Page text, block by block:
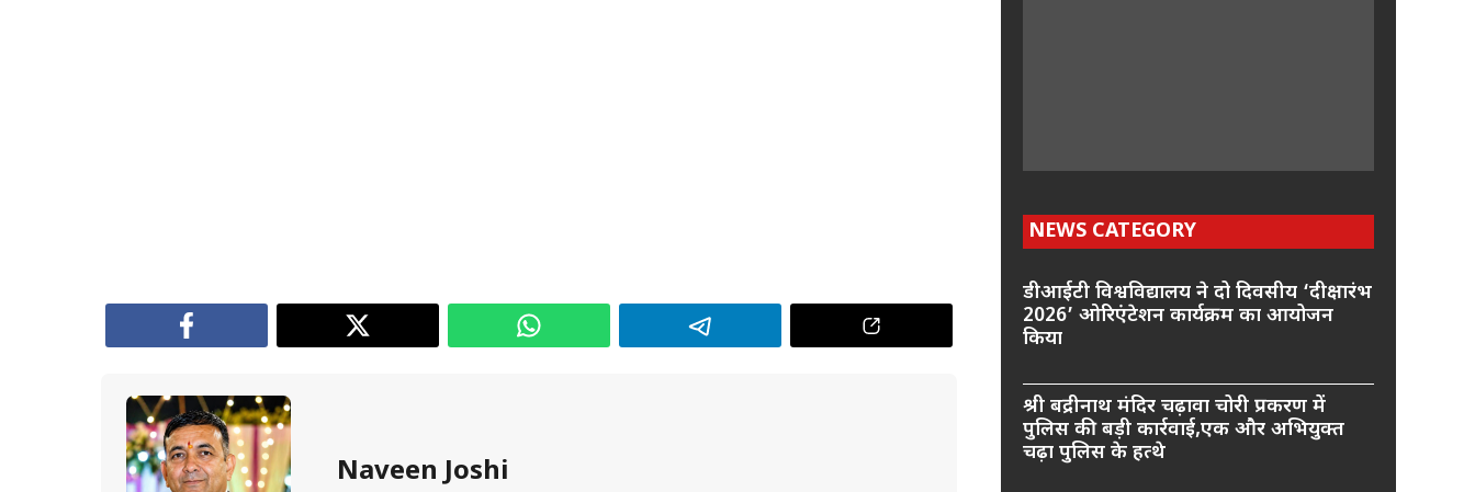
Naveen Joshi
NEWS CATEGORY
डीआईटी विश्वविद्यालय ने दो दिवसीय ‘दीक्षारंभ
2026’ ओरिएंटेशन कार्यक्रम का आयोजन
किया
श्री बद्रीनाथ मंदिर चढ़ावा चोरी प्रकरण में
पुलिस की बड़ी कार्रवाई,एक और अभियुक्त
चढ़ा पुलिस के हत्थे